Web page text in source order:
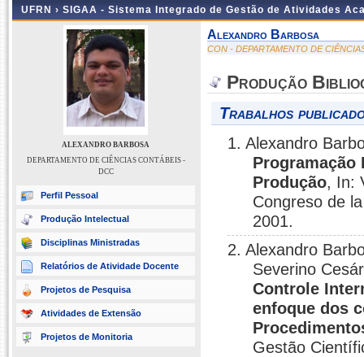
UFRN › SIGAA - Sistema Integrado de Gestão de Atividades
ALEXANDRO BARBOSA
DEPARTAMENTO DE CIÊNCIAS CONTÁBEIS -
DCC
Perfil Pessoal
Produção Intelectual
Disciplinas Ministradas
Relatórios de Atividade Docente
Projetos de Pesquisa
Atividades de Extensão
Projetos de Monitoria
Alexandro Barbosa
CON - DEPARTAMENTO DE
Produção
Trabalhos
1. Alexandro
Programação
Produção, In:
Congreso de
2001.
2. Alexandro
Severino
Controle
enfoque dos
Gestão